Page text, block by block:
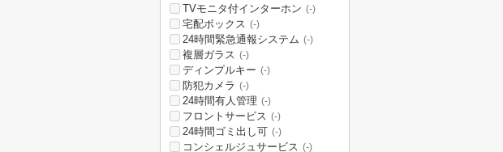
TVモニタ付インターホン (-)
宅配ボックス (-)
24時間緊急通報システム (-)
複層ガラス (-)
ディンプルキー (-)
防犯カメラ (-)
24時間有人管理 (-)
フロントサービス (-)
24時間ゴミ出し可 (-)
コンシェルジュサービス (-)